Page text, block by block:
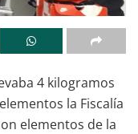
4 kilogramos
la Fiscalía
elementos de la